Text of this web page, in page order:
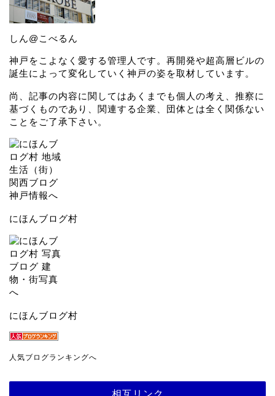
しん@こべるん
神戸をこよなく愛する管理人です。再開発や超高層ビルの
誕生によって変化していく神戸の姿を取材しています。
尚、記事の内容に関してはあくまでも個人の考え、推察に
基づくものであり、関連する企業、団体とは全く関係ない
ことをご了承下さい。
にほんブログ村
にほんブログ村
人気ブログランキングへ